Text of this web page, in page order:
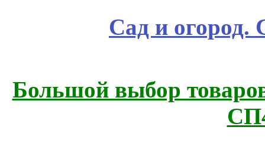
Сад и огород.
Большой выбор